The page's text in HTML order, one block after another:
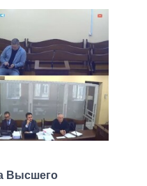
Высшего